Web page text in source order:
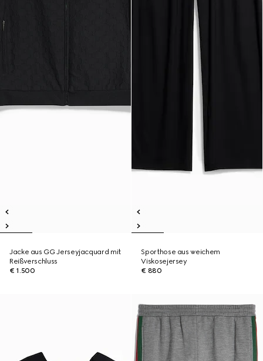
Jacke aus GG Jerseyjacquard mit
Reißverschluss
€ 1.500
Sporthose aus weichem
Viskosejersey
€ 880